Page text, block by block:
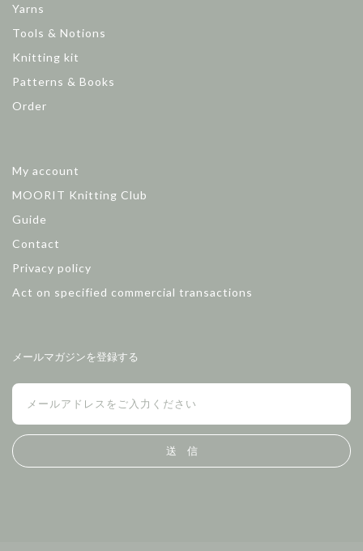
Yarns
Tools & Notions
Knitting kit
Patterns & Books
Order
My account
MOORIT Knitting Club
Guide
Contact
Privacy policy
Act on specified commercial transactions
メールマガジンを登録する
送 信